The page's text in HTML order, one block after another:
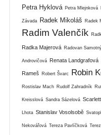
Petra Hyklová Petra Mlejnková
Závada Radek Mikoláš Radek
Radim Valenčík
Radka Majerová Radovan
Androvičová Renata Landgrafová
Rameš Robert Švarc Robin
Rostislav Mach Rudolf Zahradník
Kreisslová Sandra Sázelová
Lhota Stanislav Vosolsobě
Nekovářová Tereza Pavlíčková